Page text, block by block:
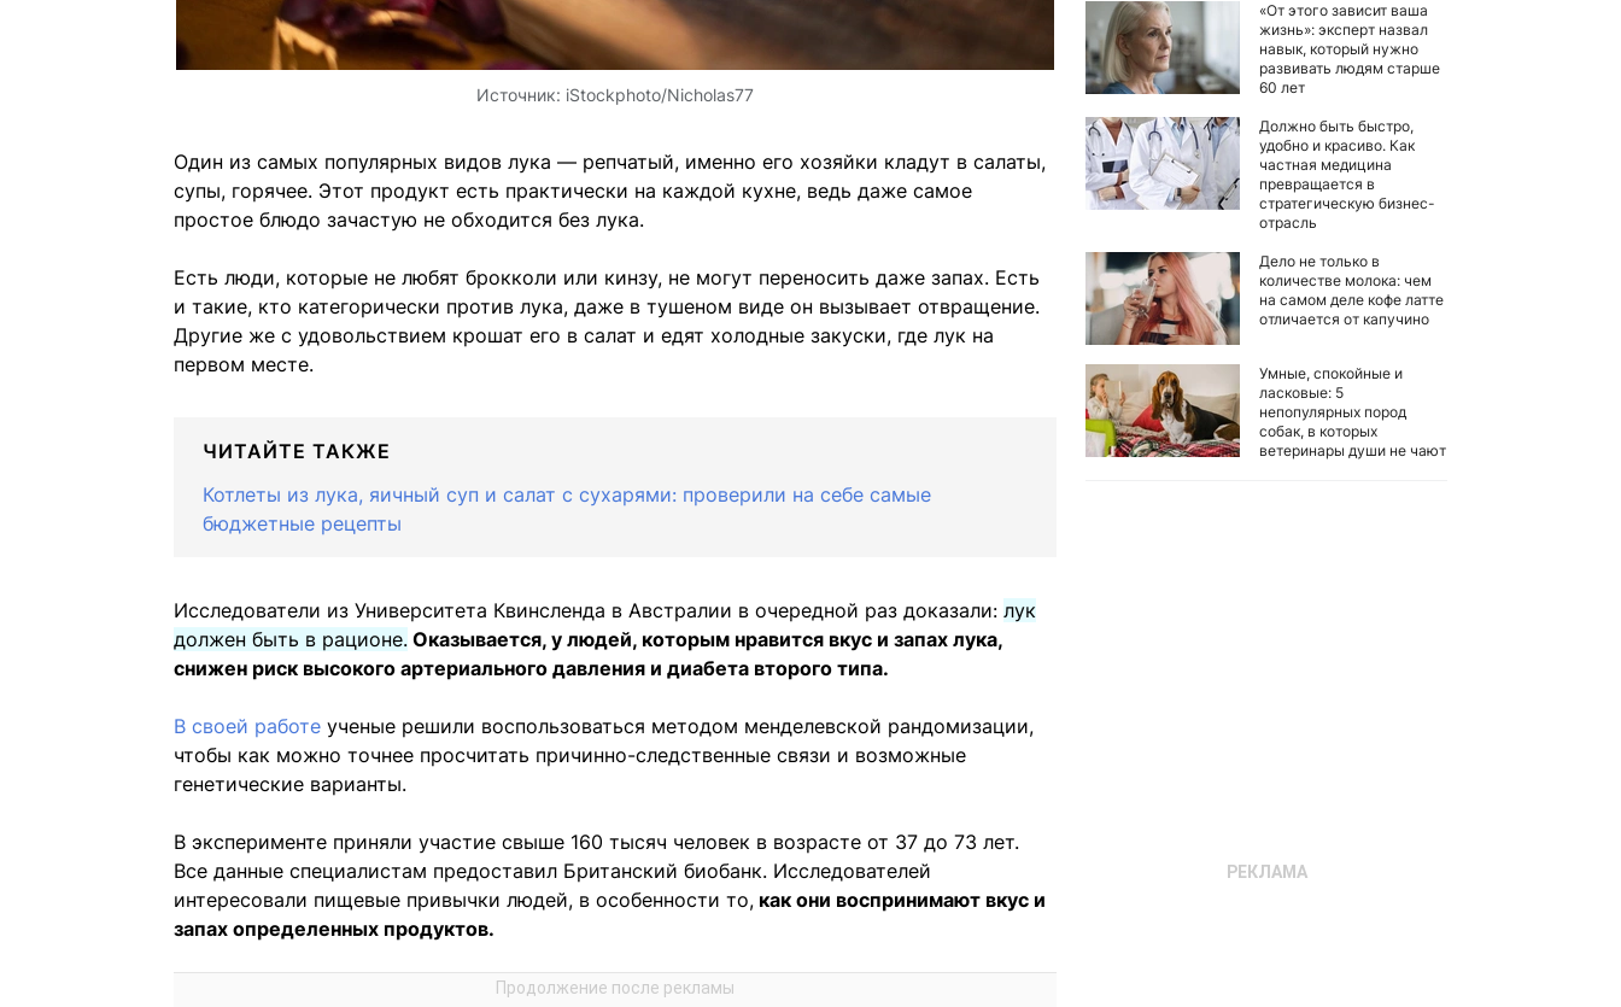
Источник: iStockphoto/Nicholas77
Один из самых популярных видов лука — репчатый, именно его хозяйки кладут в салаты,
супы, горячее. Этот продукт есть практически на каждой кухне, ведь даже самое
простое блюдо зачастую не обходится без лука.
Есть люди, которые не любят брокколи или кинзу, не могут переносить даже запах. Есть
и такие, кто категорически против лука, даже в тушеном виде он вызывает отвращение.
Другие же с удовольствием крошат его в салат и едят холодные закуски, где лук на
первом месте.
ЧИТАЙТЕ ТАКЖЕ
Котлеты из лука, яичный суп и салат с сухарями: проверили на себе самые
бюджетные рецепты
Исследователи из Университета Квинсленда в Австралии в очередной раз доказали: лук
должен быть в рационе. Оказывается, у людей, которым нравится вкус и запах лука,
снижен риск высокого артериального давления и диабета второго типа.
В своей работе ученые решили воспользоваться методом менделевской рандомизации,
чтобы как можно точнее просчитать причинно-следственные связи и возможные
генетические варианты.
В эксперименте приняли участие свыше 160 тысяч человек в возрасте от 37 до 73 лет.
Все данные специалистам предоставил Британский биобанк. Исследователей
интересовали пищевые привычки людей, в особенности то, как они воспринимают вкус и
запах определенных продуктов.
«От этого зависит ваша
жизнь»: эксперт назвал
навык, который нужно
развивать людям старше
60 лет
Должно быть быстро,
удобно и красиво. Как
частная медицина
превращается в
стратегическую бизнес-
отрасль
Дело не только в
количестве молока: чем
на самом деле кофе латте
отличается от капучино
Умные, спокойные и
ласковые: 5
непопулярных пород
собак, в которых
ветеринары души не чают